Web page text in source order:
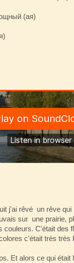
(ая)
j'ai rêvé un rêve qui
sur une prairie,
couleurs. C'était des
c'était très très
Et alors ce qui